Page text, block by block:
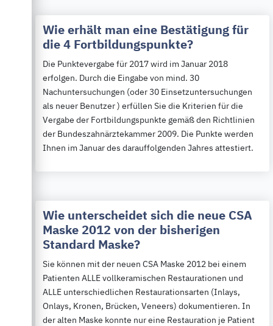
Wie erhält man eine Bestätigung für
die 4 Fortbildungspunkte?
Die Punktevergabe für 2017 wird im Januar 2018
erfolgen. Durch die Eingabe von mind. 30
Nachuntersuchungen (oder 30 Einsetzuntersuchungen
als neuer Benutzer ) erfüllen Sie die Kriterien für die
Vergabe der Fortbildungspunkte gemäß den Richtlinien
der Bundeszahnärztekammer 2009. Die Punkte werden
Ihnen im Januar des darauffolgenden Jahres attestiert.
Wie unterscheidet sich die neue CSA
Maske 2012 von der bisherigen
Standard Maske?
Sie können mit der neuen CSA Maske 2012 bei einem
Patienten ALLE vollkeramischen Restaurationen und
ALLE unterschiedlichen Restaurationsarten (Inlays,
Onlays, Kronen, Brücken, Veneers) dokumentieren. In
der alten Maske konnte nur eine Restauration je Patient